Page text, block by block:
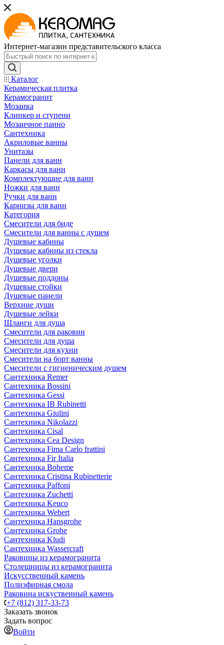
Интернет-магазин представительского класса
Каталог
Керамическая плитка
Керамогранит
Мозаика
Клинкер и ступени
Мозаичное панно
Сантехника
Акриловые ванны
Унитазы
Панели для ванн
Каркасы для ванн
Комплектующие для ванн
Ножки для ванн
Ручки для ванн
Карнизы для ванн
Категория
Смесители для биде
Смесители для ванны с душем
Душевые кабины
Душевые кабины из стекла
Душевые уголки
Душевые двери
Душевые поддоны
Душевые стойки
Душевые панели
Верхние души
Душевые лейки
Шланги для душа
Смесители для раковин
Смесители для душа
Смесители для кухни
Смесители на борт ванны
Смесители с гигиеническим душем
Сантехника Remer
Сантехника Bossini
Сантехника Gessi
Сантехника IB Rubinetti
Сантехника Giulini
Сантехника Nikolazzi
Сантехника Cisal
Сантехника Cea Design
Сантехника Fima Carlo frattini
Сантехника Fir Italia
Сантехника Boheme
Сантехника Cristina Rubinetterie
Сантехника Paffoni
Сантехника Zuchetti
Сантехника Keuco
Сантехника Webert
Сантехника Hansgrohe
Сантехника Grohe
Сантехника Kludi
Сантехника Wassercraft
Раковины из керамогранита
Столешницы из керамогранита
Искусственный камень
Полиэфирная смола
Раковина искуственный камень
+7 (812) 317-33-73
Заказать звонок
Задать вопрос
Войти